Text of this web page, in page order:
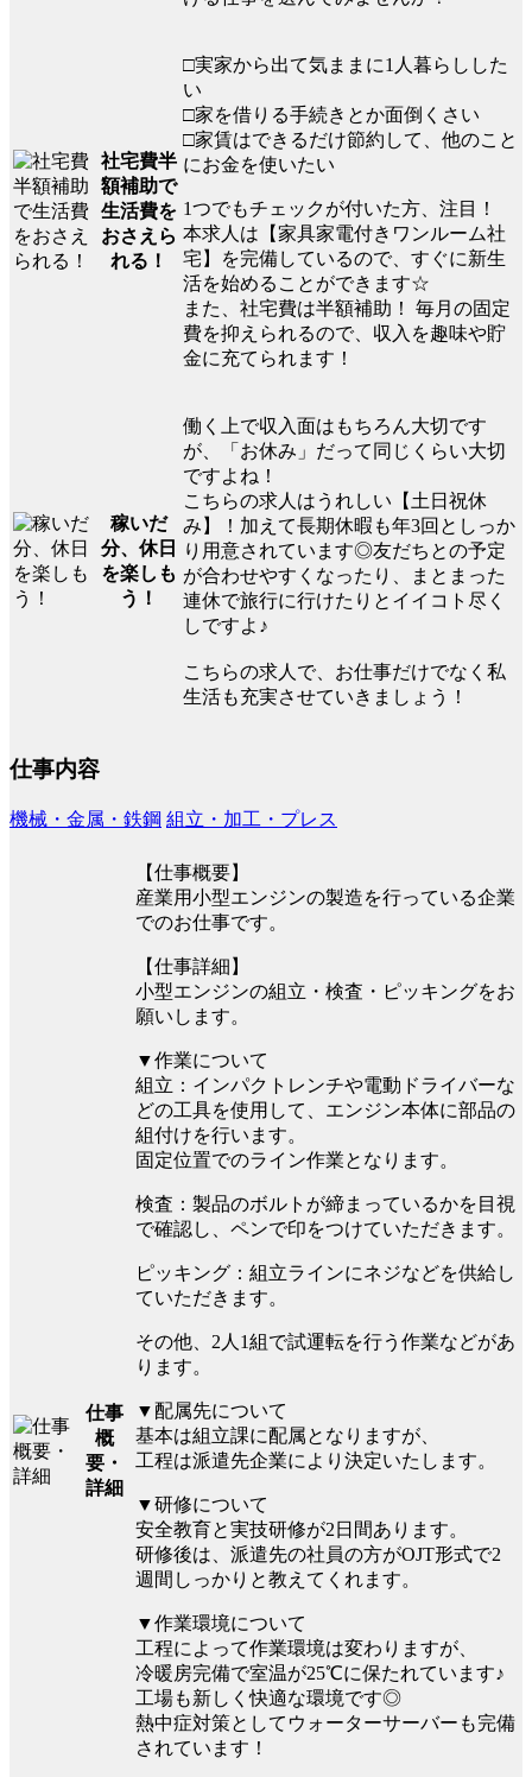
社宅費半
額補助で
生活費を
おさえら
れる！
□実家から出て気ままに1人暮らしした
い
□家を借りる手続きとか面倒くさい
□家賃はできるだけ節約して、他のこと
にお金を使いたい
1つでもチェックが付いた方、注目！
本求人は【家具家電付きワンルーム社
宅】を完備しているので、すぐに新生
活を始めることができます☆
また、社宅費は半額補助！ 毎月の固定
費を抑えられるので、収入を趣味や貯
金に充てられます！
稼いだ
分、休日
を楽しも
う！
働く上で収入面はもちろん大切です
が、「お休み」だって同じくらい大切
ですよね！
こちらの求人はうれしい【土日祝休
み】！加えて長期休暇も年3回としっか
り用意されています◎友だちとの予定
が合わせやすくなったり、まとまった
連休で旅行に行けたりとイイコト尽く
しですよ♪
こちらの求人で、お仕事だけでなく私
生活も充実させていきましょう！
仕事内容
機械・金属・鉄鋼 組立・加工・プレス
仕事
概
要・
詳細
【仕事概要】
産業用小型エンジンの製造を行っている企業
でのお仕事です。
【仕事詳細】
小型エンジンの組立・検査・ピッキングをお
願いします。
▼作業について
組立：インパクトレンチや電動ドライバーな
どの工具を使用して、エンジン本体に部品の
組付けを行います。
固定位置でのライン作業となります。
検査：製品のボルトが締まっているかを目視
で確認し、ペンで印をつけていただきます。
ピッキング：組立ラインにネジなどを供給し
ていただきます。
その他、2人1組で試運転を行う作業などがあ
ります。
▼配属先について
基本は組立課に配属となりますが、
工程は派遣先企業により決定いたします。
▼研修について
安全教育と実技研修が2日間あります。
研修後は、派遣先の社員の方がOJT形式で2
週間しっかりと教えてくれます。
▼作業環境について
工程によって作業環境は変わりますが、
冷暖房完備で室温が25℃に保たれています♪
工場も新しく快適な環境です◎
熱中症対策としてウォーターサーバーも完備
されています！